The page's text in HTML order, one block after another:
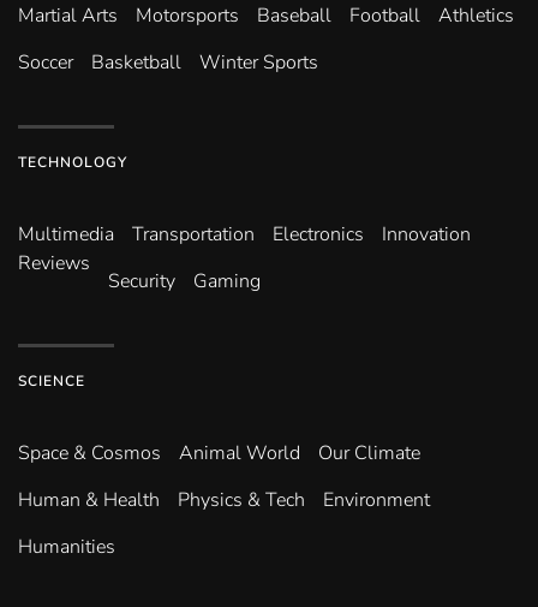
Martial Arts Motorsports Baseball Football
Athletics
Soccer
Basketball Winter Sports
TECHNOLOGY
Multimedia Transportation Electronics
Innovation
Reviews
Security Gaming
SCIENCE
Space & Cosmos Animal World
Our Climate
Human & Health
Physics & Tech
Environment
Humanities